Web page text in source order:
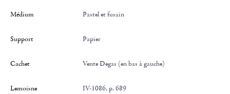
Médium Pastel et fusain
Support Papier
Cachet Vente Degas (en bas à gauche)
Lemoisne IV-1086, p. 689